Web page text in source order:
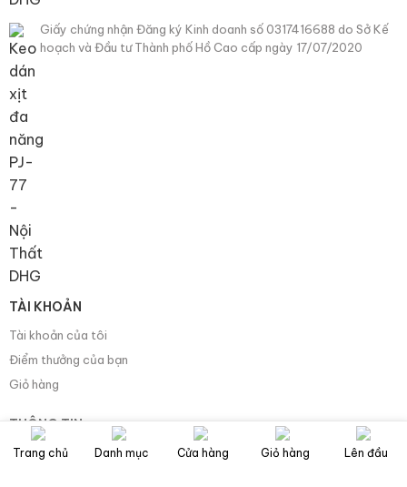
Giấy chứng nhận Đăng ký Kinh doanh số 0317416688 do Sở Kế
hoạch và Đầu tư Thành phố Hồ Cao cấp ngày 17/07/2020
TÀI KHOẢN
Tài khoản của tôi
Điểm thưởng của bạn
Giỏ hàng
THÔNG TIN
Về chúng tôi
Trang chủ Danh mục Cửa hàng Giỏ hàng Lên đầu